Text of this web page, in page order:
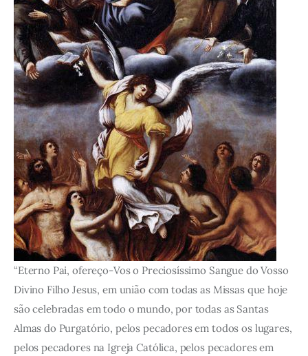
“Eterno Pai, ofereço-Vos o Preciosíssimo Sangue do Vosso
Divino Filho Jesus, em união com todas as Missas que hoje
são celebradas em todo o mundo, por todas as Santas
Almas do Purgatório, pelos pecadores em todos os lugares,
pelos pecadores na Igreja Católica, pelos pecadores em